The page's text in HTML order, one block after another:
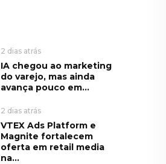
2 dias atrás
IA chegou ao marketing
do varejo, mas ainda
avança pouco em...
2 dias atrás
VTEX Ads Platform e
Magnite fortalecem
oferta em retail media
na...